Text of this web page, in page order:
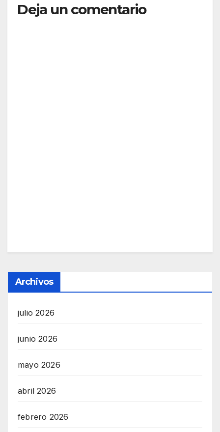
Deja un comentario
Archivos
julio 2026
junio 2026
mayo 2026
abril 2026
febrero 2026